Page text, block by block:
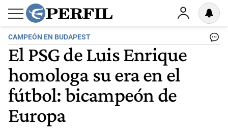
CAMPEÓN EN BUDAPEST
El PSG de Luis Enrique
homologa su era en el
fútbol: bicampeón de
Europa